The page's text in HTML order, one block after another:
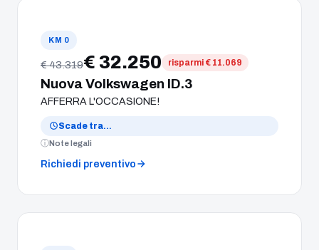
KM 0
€ 43.319€ 32.250 risparmi € 11.069
Nuova Volkswagen ID.3
AFFERRA L'OCCASIONE!
Scade tra…
Note legali
Richiedi preventivo